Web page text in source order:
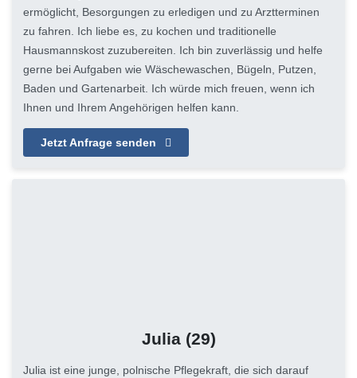
ermöglicht, Besorgungen zu erledigen und zu Arztterminen
zu fahren. Ich liebe es, zu kochen und traditionelle
Hausmannskost zuzubereiten. Ich bin zuverlässig und helfe
gerne bei Aufgaben wie Wäschewaschen, Bügeln, Putzen,
Baden und Gartenarbeit. Ich würde mich freuen, wenn ich
Ihnen und Ihrem Angehörigen helfen kann.
Jetzt Anfrage senden
Julia (29)
Julia ist eine junge, polnische Pflegekraft, die sich darauf